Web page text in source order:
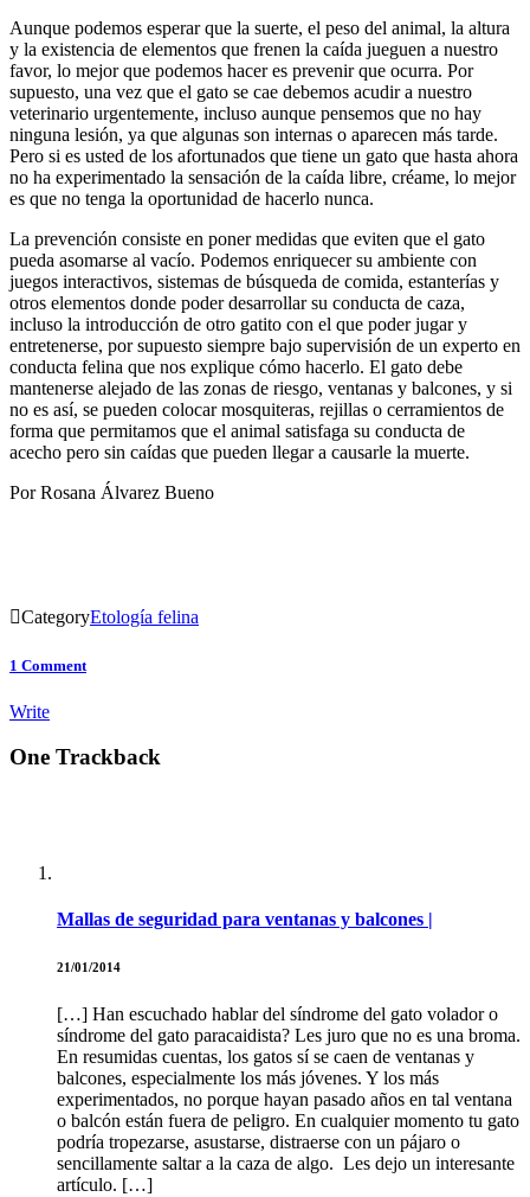
Aunque podemos esperar que la suerte, el peso del animal, la altura
y la existencia de elementos que frenen la caída jueguen a nuestro
favor, lo mejor que podemos hacer es prevenir que ocurra. Por
supuesto, una vez que el gato se cae debemos acudir a nuestro
veterinario urgentemente, incluso aunque pensemos que no hay
ninguna lesión, ya que algunas son internas o aparecen más tarde.
Pero si es usted de los afortunados que tiene un gato que hasta ahora
no ha experimentado la sensación de la caída libre, créame, lo mejor
es que no tenga la oportunidad de hacerlo nunca.
La prevención consiste en poner medidas que eviten que el gato
pueda asomarse al vacío. Podemos enriquecer su ambiente con
juegos interactivos, sistemas de búsqueda de comida, estanterías y
otros elementos donde poder desarrollar su conducta de caza,
incluso la introducción de otro gatito con el que poder jugar y
entretenerse, por supuesto siempre bajo supervisión de un experto en
conducta felina que nos explique cómo hacerlo. El gato debe
mantenerse alejado de las zonas de riesgo, ventanas y balcones, y si
no es así, se pueden colocar mosquiteras, rejillas o cerramientos de
forma que permitamos que el animal satisfaga su conducta de
acecho pero sin caídas que pueden llegar a causarle la muerte.
Por Rosana Álvarez Bueno
CategoryEtología felina
1 Comment
Write
One Trackback
Mallas de seguridad para ventanas y balcones |
21/01/2014
[…] Han escuchado hablar del síndrome del gato volador o
síndrome del gato paracaidista? Les juro que no es una broma.
En resumidas cuentas, los gatos sí se caen de ventanas y
balcones, especialmente los más jóvenes. Y los más
experimentados, no porque hayan pasado años en tal ventana
o balcón están fuera de peligro. En cualquier momento tu gato
podría tropezarse, asustarse, distraerse con un pájaro o
sencillamente saltar a la caza de algo. Les dejo un interesante
artículo. […]